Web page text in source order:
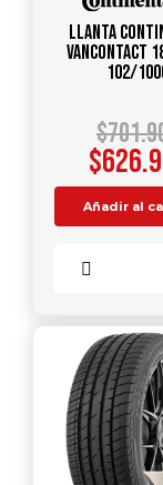
Llanta
VANCONTACT
102/
$
$
Añadir al